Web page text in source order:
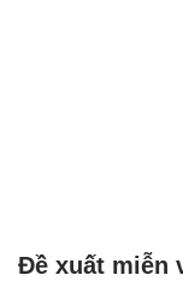
Đề xuất miễn